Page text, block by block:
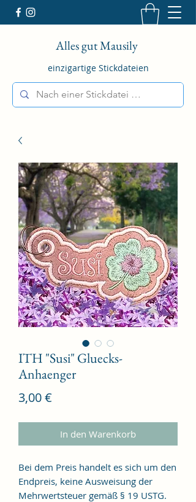
Alles gut Mausily
einzigartige Stickdateien
ITH "Susi" Gluecks-
Anhaenger
3,00 €
In den Warenkorb
Bei dem Preis handelt es sich um den
Endpreis, keine Ausweisung der
Mehrwertsteuer gemäß § 19 USTG.